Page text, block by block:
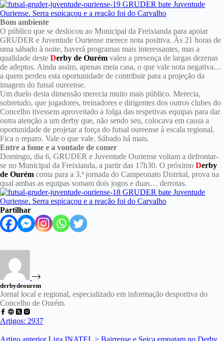
Bom ambiente
O público que se deslocou ao Municipal da Freixianda para apoiar
GRUDER e Juventude Ouriense merece nota positiva. Às 21 horas de
uma sábado à noite, haverá programas mais interessantes, mas a
qualidade deste Derby de Ourém valeu a presença de largas dezenas
de adeptos. Ainda assim, apenas meia casa, o que vale nota negativa…
a quem perdeu esta oportunidade de contribuir para a projeção da
imagem do futsal oureense.
Um duelo desta dimensão merecia muito mais público. Merecia,
sobretudo, que jogadores, treinadores e dirigentes dos outros clubes do
Concelho tivessem aproveitado a folga das respetivas equipas para dar
outra atenção a um derby que, não sendo seu, colocava em causa a
oportunidade de projetar a força do futsal oureense à escala regional.
Fica o reparo. Vale o que vale. Sábado há mais.
Entre a fome e a vontade de comer
Domingo, dia 6, GRUDER e Juventude Ouriense voltam a defrontar-
se no Municipal da Freixianda, a partir das 17h30. O próximo Derby
de Ourém conta para a 3.ª jornada do Campeonato Distrital, prova na
qual ambas as equipas somam dois jogos e duas… derrotas.
Partilhar
derbydeourem
Jornal local e regional, especializado em informação desportiva do
Concelho de Ourém.
Artigos: 2937
Artigo anteriorLiga INATEL > Bairrense e Seiça empatam no Derby